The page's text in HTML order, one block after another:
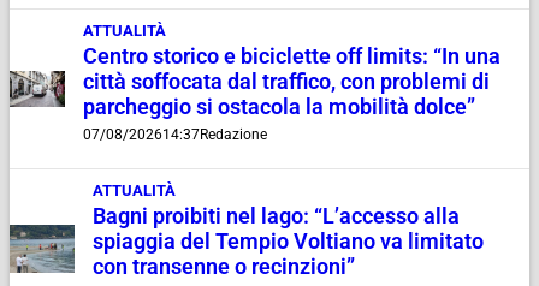
ATTUALITÀ
Centro storico e biciclette off limits: “In una
città soffocata dal traffico, con problemi di
parcheggio si ostacola la mobilità dolce”
07/08/202614:37Redazione
ATTUALITÀ
Bagni proibiti nel lago: “L’accesso alla
spiaggia del Tempio Voltiano va limitato
con transenne o recinzioni”